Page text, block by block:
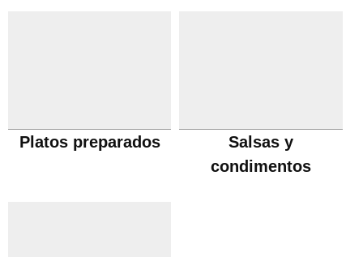
Platos preparados
Salsas y
condimentos